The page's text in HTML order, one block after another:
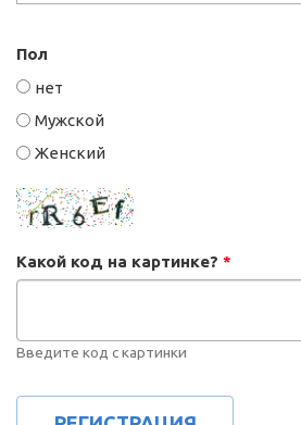
Пол
нет
Мужской
Женский
Какой код на картинке? *
Введите код с картинки